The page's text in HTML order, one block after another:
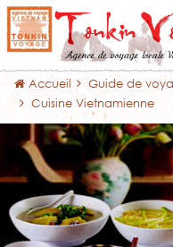
Accueil Guide de
Cuisine Vietnamienne